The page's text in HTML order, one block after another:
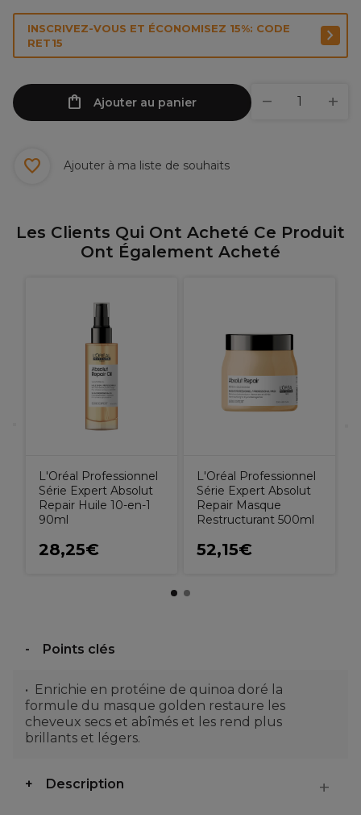
INSCRIVEZ-VOUS ET ÉCONOMISEZ 15%: CODE
RET15
Ajouter au panier
Ajouter à ma liste de souhaits
Les Clients Qui Ont Acheté Ce Produit
Ont Également Acheté
L'Oréal Professionnel
Série Expert Absolut
Repair Huile 10-en-1
90ml
28,25€
L'Oréal Professionnel
Série Expert Absolut
Repair Masque
Restructurant 500ml
52,15€
Points clés
Enrichie en protéine de quinoa doré la
formule du masque golden restaure les
cheveux secs et abîmés et les rend plus
brillants et légers.
Description